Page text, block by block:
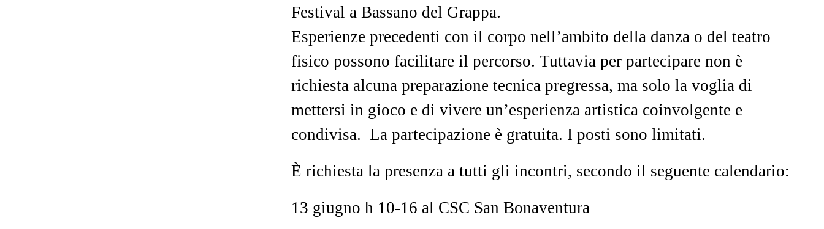
Festival a Bassano del Grappa.
Esperienze precedenti con il corpo nell’ambito della danza o del teatro
fisico possono facilitare il percorso. Tuttavia per partecipare non è
richiesta alcuna preparazione tecnica pregressa, ma solo la voglia di
mettersi in gioco e di vivere un’esperienza artistica coinvolgente e
condivisa. La partecipazione è gratuita. I posti sono limitati.
È richiesta la presenza a tutti gli incontri, secondo il seguente calendario:
13 giugno h 10-16 al CSC San Bonaventura